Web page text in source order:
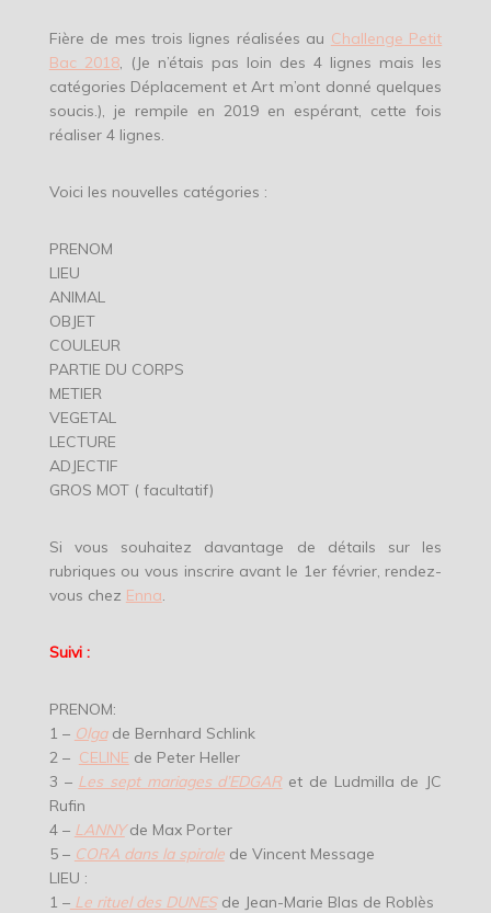
Fière de mes trois lignes réalisées au Challenge Petit
Bac 2018, (Je n’étais pas loin des 4 lignes mais les
catégories Déplacement et Art m’ont donné quelques
soucis.), je rempile en 2019 en espérant, cette fois
réaliser 4 lignes.
Voici les nouvelles catégories :
PRENOM
LIEU
ANIMAL
OBJET
COULEUR
PARTIE DU CORPS
METIER
VEGETAL
LECTURE
ADJECTIF
GROS MOT ( facultatif)
Si vous souhaitez davantage de détails sur les
rubriques ou vous inscrire avant le 1er février, rendez-
vous chez Enna.
Suivi :
PRENOM:
1 – Olgade Bernhard Schlink
2 – CELINE de Peter Heller
3 – Les sept mariages d’EDGAR et de Ludmilla de JC
Rufin
4 – LANNYde Max Porter
5 – CORA dans la spiralede Vincent Message
LIEU :
1 –Le rituel des DUNESde Jean-Marie Blas de Roblès